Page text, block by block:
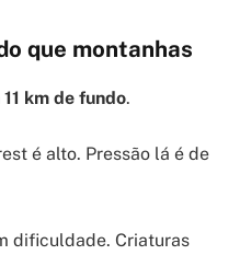
que montanhas
km de fundo.
é alto. Pressão lá é de
dificuldade. Criaturas